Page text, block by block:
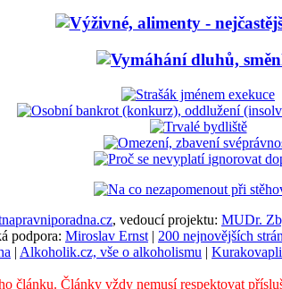
, vedoucí projektu: MUDr.
podpora: Miroslav Ernst | 200 nejnovějších
| Alkoholik.cz, vše o alkoholismu |
článku. Články vždy nemusí respektovat